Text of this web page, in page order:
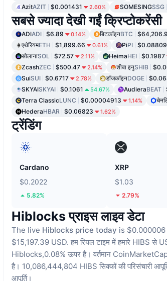
AzitAZIT $0.001431 2.60% SOMESINGSSG
सबसे ज्यादा देखी गईं क्रिप्टोकरेंसी
ADIADI $6.89 0.14% बिटकॉइनBTC
एथेरियमETH $1,899.66 0.61% PiPI $0.08809
सोलानाSOL $72.57 2.11% HeimaHEI $0.1987
ZcashZEC $500.47 2.14% शीबा इनुSHIB
SuiSUI $0.6717 2.78% डॉजकॉइनDOGE
SKYAISKYAI $0.1061 54.67% AudieraBEAT
Terra ClassicLUNC $0.00004913 1.14%
HederaHBAR $0.06823 1.62%
ट्रेंडिंग
Cardano
$0.2022
5.82%
XRP
$1.03
2.79%
Hiblocks प्राइस लाइव डेटा
The live Hiblocks price today is
$15,197.39 USD. हम रियल टाइम में हमारे HIBS से
Hiblocks,0.08% ऊपर है। वर्तमान
है। 10,086,444,804 HIBS सिक्कों की परिसंचारी
आपूर्ति।